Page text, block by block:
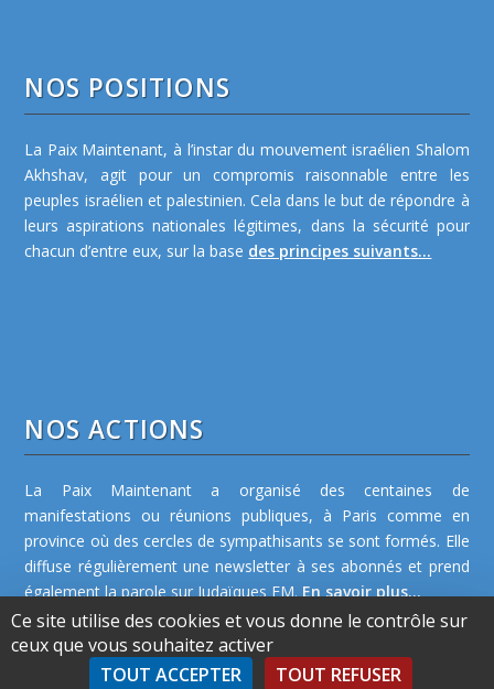
NOS POSITIONS
La Paix Maintenant, à l’instar du mouvement israélien Shalom
Akhshav, agit pour un compromis raisonnable entre les
peuples israélien et palestinien. Cela dans le but de répondre à
leurs aspirations nationales légitimes, dans la sécurité pour
chacun d’entre eux, sur la base des principes suivants...
NOS ACTIONS
La Paix Maintenant a organisé des centaines de
manifestations ou réunions publiques, à Paris comme en
province où des cercles de sympathisants se sont formés. Elle
diffuse régulièrement une newsletter à ses abonnés et prend
également la parole sur Judaïques FM.En savoir plus...
Ce site utilise des cookies et vous donne le contrôle sur
ceux que vous souhaitez activer
TOUT ACCEPTER
TOUT REFUSER